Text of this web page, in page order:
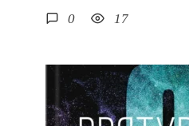
0 17